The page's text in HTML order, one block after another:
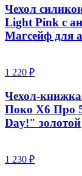
Чехол
Light Pink с
Магсейф для
1 220 ₽
Чехол-
Поко Х6 Про
Day!" золотой
1 230 ₽